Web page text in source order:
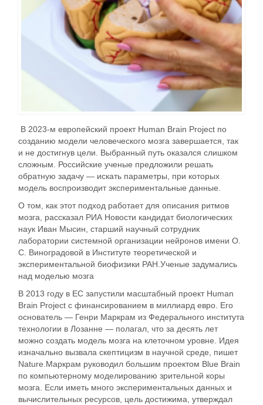
В 2023-м европейский проект Human Brain Project по
созданию модели человеческого мозга завершается, так
и не достигнув цели. Выбранный путь оказался слишком
сложным. Российские ученые предложили решать
обратную задачу — искать параметры, при которых
модель воспроизводит экспериментальные данные.
О том, как этот подход работает для описания ритмов
мозга, рассказал РИА Новости кандидат биологических
наук Иван Мысин, старший научный сотрудник
лаборатории системной организации нейронов имени О.
С. Виноградовой в Институте теоретической и
экспериментальной биофизики РАН.Ученые задумались
над моделью мозга
В 2013 году в ЕС запустили масштабный проект Human
Brain Project с финансированием в миллиард евро. Его
основатель — Генри Маркрам из Федерального института
технологии в Лозанне — полагал, что за десять лет
можно создать модель мозга на клеточном уровне. Идея
изначально вызвала скептицизм в научной среде, пишет
Nature.Маркрам руководил большим проектом Blue Brain
по компьютерному моделированию зрительной коры
мозга. Если иметь много экспериментальных данных и
вычислительных ресурсов, цель достижима, утверждал